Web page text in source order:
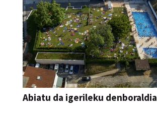
Abiatu da igerileku denboraldia